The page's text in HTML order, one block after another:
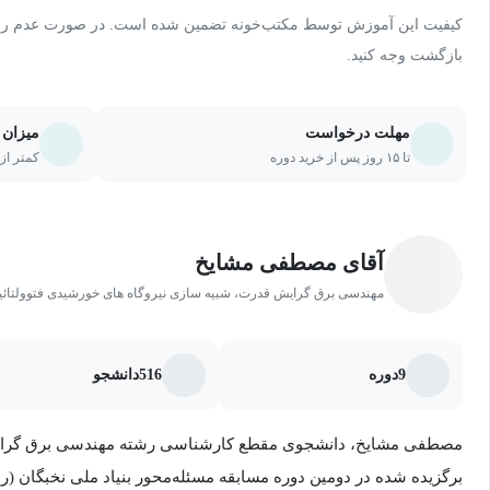
کیفیت این آموزش توسط مکتب‌خونه تضمین شده است. در صورت عدم
بازگشت وجه کنید.
مهلت درخواست
تا ۱۵ روز پس از خرید دوره کمتر از ۲۰ درصد یا ۵ جلسه از
آقای مصطفی مشایخ
مهندسی برق گرایش قدرت، شبیه سازی نیروگاه های خورشیدی
9دوره 516دانشجو
مصطفی مشایخ، دانشجوی مقطع کارشناسی رشته مهندسی برق
برگزیده شده در دومین دوره مسابقه مسئله‌محور بنیاد ملی نخبگان